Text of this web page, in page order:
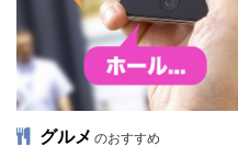
グルメ のおすすめ